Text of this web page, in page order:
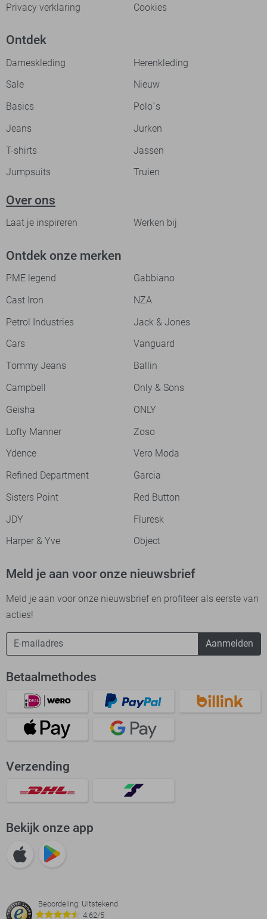
Privacy verklaring
Cookies
Ontdek
Dameskleding
Herenkleding
Sale
Nieuw
Basics
Polo`s
Jeans
Jurken
T-shirts
Jassen
Jumpsuits
Truien
Over ons
Laat je inspireren Werken bij
Ontdek onze merken
PME legend
Gabbiano
Cast Iron
NZA
Petrol Industries
Jack & Jones
Cars
Vanguard
Tommy Jeans
Ballin
Campbell
Only & Sons
Geisha
ONLY
Lofty Manner
Zoso
Ydence
Vero Moda
Refined Department
Garcia
Sisters Point
Red Button
JDY
Fluresk
Harper & Yve
Object
Meld je aan voor onze nieuwsbrief
Meld je aan voor onze nieuwsbrief en profiteer als eerste van
acties!
Aanmelden
Betaalmethodes
Verzending
Bekijk onze app
Beoordeling: Uitstekend
4.62/5